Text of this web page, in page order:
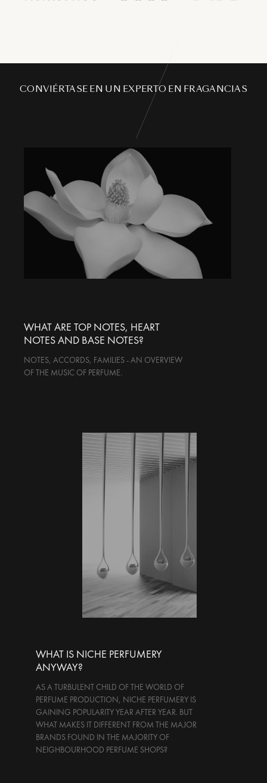
CONVIÉRTASE EN UN EXPERTO EN FRAGANCIAS
WHAT ARE TOP NOTES, HEART
NOTES AND BASE NOTES?
NOTES, ACCORDS, FAMILIES - AN OVERVIEW
OF THE MUSIC OF PERFUME.
WHAT IS NICHE PERFUMERY
ANYWAY?
AS A TURBULENT CHILD OF THE WORLD OF
PERFUME PRODUCTION, NICHE PERFUMERY IS
GAINING POPULARITY YEAR AFTER YEAR. BUT
WHAT MAKES IT DIFFERENT FROM THE MAJOR
BRANDS FOUND IN THE MAJORITY OF
NEIGHBOURHOOD PERFUME SHOPS?